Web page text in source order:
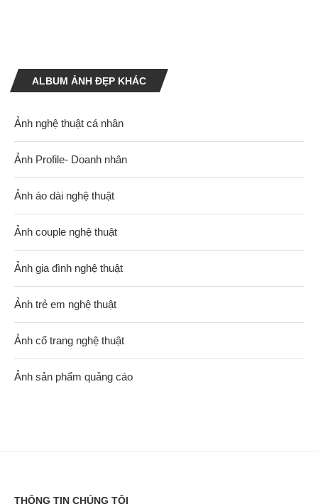
ALBUM ẢNH ĐẸP KHÁC
Ảnh nghệ thuật cá nhân
Ảnh Profile- Doanh nhân
Ảnh áo dài nghệ thuật
Ảnh couple nghệ thuật
Ảnh gia đình nghệ thuật
Ảnh trẻ em nghệ thuật
Ảnh cổ trang nghệ thuật
Ảnh sản phẩm quảng cáo
THÔNG TIN CHÚNG TÔI